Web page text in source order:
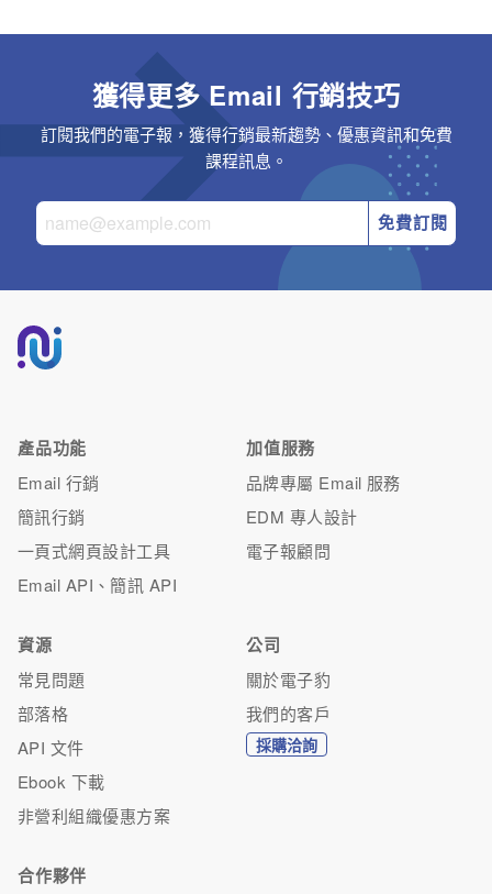
獲得更多 Email 行銷技巧
訂閱我們的電子報，獲得行銷最新趨勢、優惠資訊和免費
課程訊息。
免費訂閱
產品功能
Email 行銷
簡訊行銷
一頁式網頁設計工具
Email API、簡訊 API
加值服務
品牌專屬 Email 服務
EDM 專人設計
電子報顧問
資源
常見問題
部落格
API 文件
Ebook 下載
非營利組織優惠方案
公司
關於電子豹
我們的客戶
採購洽詢
合作夥伴